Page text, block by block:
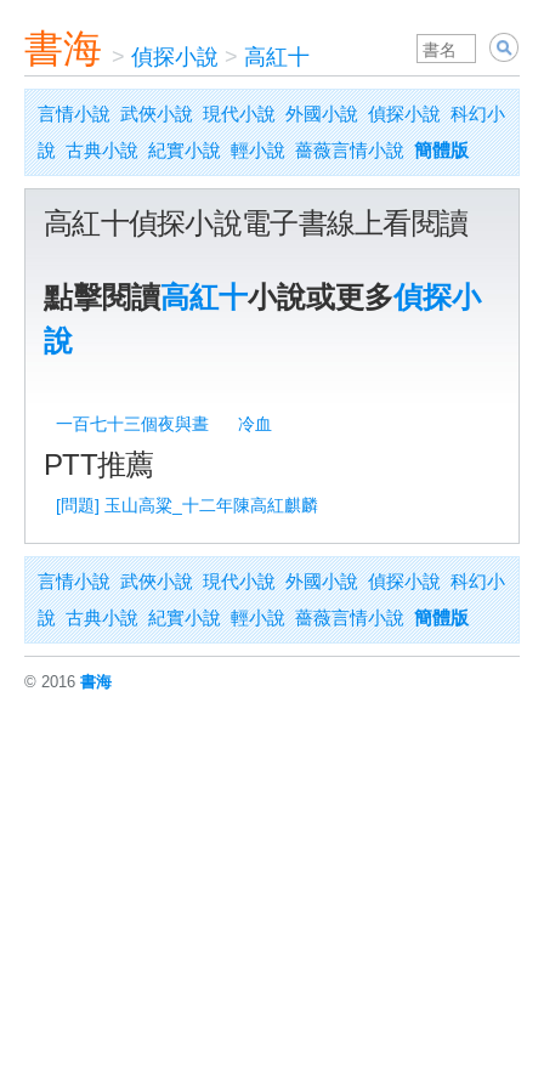
書海 > 偵探小說 > 高紅十
言情小說 武俠小說 現代小說 外國小說 偵探小說 科幻小
說 古典小說 紀實小說 輕小說 薔薇言情小說 簡體版
高紅十偵探小說電子書線上看閱讀
點擊閱讀高紅十小說或更多偵探小
說
一百七十三個夜與晝 冷血
PTT推薦
[問題] 玉山高粱_十二年陳高紅麒麟
言情小說 武俠小說 現代小說 外國小說 偵探小說 科幻小
說 古典小說 紀實小說 輕小說 薔薇言情小說 簡體版
© 2016 書海